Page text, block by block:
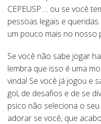
CEPEUSP…. ou se você
pessoas legais e
um pouco mais no nosso
Se você não sabe jogar
lembra que isso é uma
vinda! Se você já jogou e
gol, de desafios e de se
psico não seleciona o
adorar se você, que